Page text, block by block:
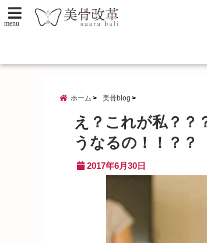
menu
ホーム 美骨blog
え？これが私？？
うなるの！！？？
2017年6月30日